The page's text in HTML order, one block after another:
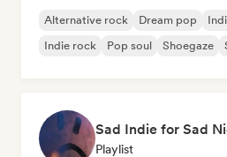
Alternative rock Dream pop
Indie rock
Pop soul Shoegaze
Sad Indie for Sad
Playlist